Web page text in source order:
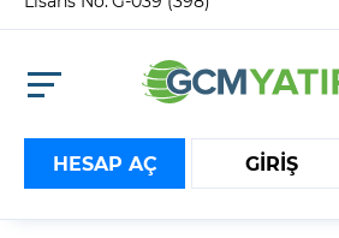
HESAP AÇ GİRİŞ